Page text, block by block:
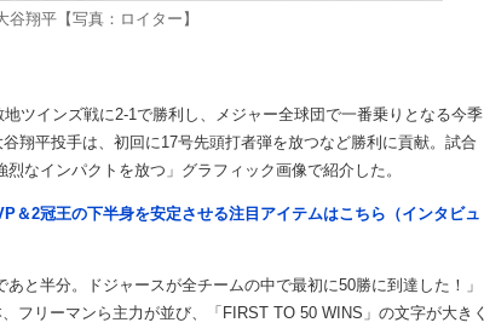
谷翔平【写真：ロイター】
インズ戦に2-1で勝利し、メジャー全球団で一番乗りとなる今季
翔平投手は、初回に17号先頭打者弾を放つなど勝利に貢献。試合
なインパクトを放つ」グラフィック画像で紹介した。
2冠王の下半身を安定させる注目アイテムはこちら（インタビュ
半分。ドジャースが全チームの中で最初に50勝に到達した！」
フリーマンら主力が並び、「FIRST TO 50 WINS」の文字が大きく